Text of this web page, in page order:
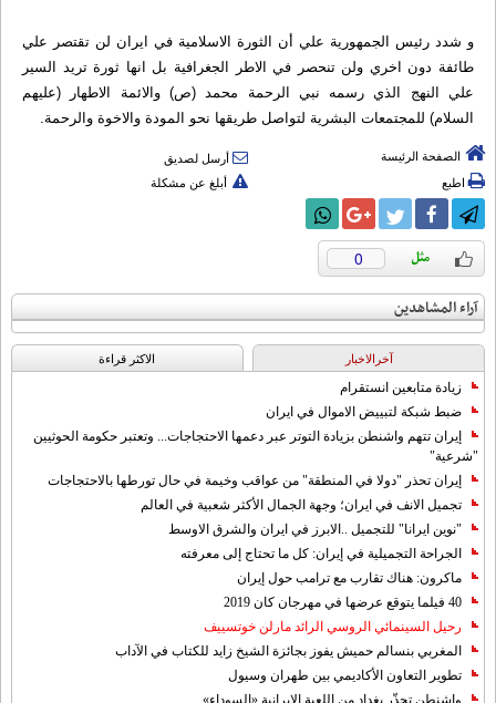
و شدد رئيس الجمهورية علي أن الثورة الاسلامية في ايران لن تقتصر علي
طائفة دون اخري ولن تنحصر في الاطر الجغرافية بل انها ثورة تريد السير
علي النهج الذي رسمه نبي الرحمة محمد (ص) والائمة الاطهار (عليهم
السلام) للمجتمعات البشرية لتواصل طريقها نحو المودة والاخوة والرحمة.
الصفحة الرئيسة
أرسل لصديق
اطبع
أبلغ عن مشكلة
0
آراء المشاهدين
آخرالاخبار الاکثر قراءة
زيادة متابعين انستقرام
ضبط شبكة لتبييض الاموال في ايران
إيران تتهم واشنطن بزيادة التوتر عبر دعمها الاحتجاجات... وتعتبر حكومة الحوثيين
"شرعية"
إيران تحذر "دولا في المنطقة" من عواقب وخيمة في حال تورطها بالاحتجاجات
تجميل الانف في ايران؛ وجهة الجمال الأكثر شعبية في العالم
"نوين ايرانا" للتجميل ..الابرز في ايران والشرق الاوسط
الجراحة التجميلية في إيران: كل ما تحتاج إلى معرفته
ماكرون: هناك تقارب مع ترامب حول إيران
40 فيلما يتوقع عرضها في مهرجان كان 2019
رحيل السينمائي الروسي الرائد مارلن خوتسييف
المغربي بنسالم حميش يفوز بجائزة الشيخ زايد للكتاب في الآداب
تطوير التعاون الأكاديمي بين طهران وسيول
واشنطن تحذّر بغداد من اللعبة الإيرانية «السوداء»